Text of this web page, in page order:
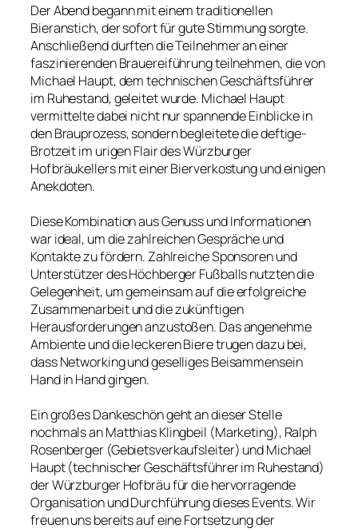
Der Abend begann mit einem traditionellen
Bieranstich, der sofort für gute Stimmung sorgte.
Anschließend durften die Teilnehmer an einer
faszinierenden Brauereiführung teilnehmen, die von
Michael Haupt, dem technischen Geschäftsführer
im Ruhestand, geleitet wurde. Michael Haupt
vermittelte dabei nicht nur spannende Einblicke in
den Brauprozess, sondern begleitete die deftige-
Brotzeit im urigen Flair des Würzburger
Hofbräukellers mit einer Bierverkostung und einigen
Anekdoten.
Diese Kombination aus Genuss und Informationen
war ideal, um die zahlreichen Gespräche und
Kontakte zu fördern. Zahlreiche Sponsoren und
Unterstützer des Höchberger Fußballs nutzten die
Gelegenheit, um gemeinsam auf die erfolgreiche
Zusammenarbeit und die zukünftigen
Herausforderungen anzustoßen. Das angenehme
Ambiente und die leckeren Biere trugen dazu bei,
dass Networking und geselliges Beisammensein
Hand in Hand gingen.
Ein großes Dankeschön geht an dieser Stelle
nochmals an Matthias Klingbeil (Marketing), Ralph
Rosenberger (Gebietsverkaufsleiter) und Michael
Haupt (technischer Geschäftsführer im Ruhestand)
der Würzburger Hofbräu für die hervorragende
Organisation und Durchführung dieses Events. Wir
freuen uns bereits auf eine Fortsetzung der